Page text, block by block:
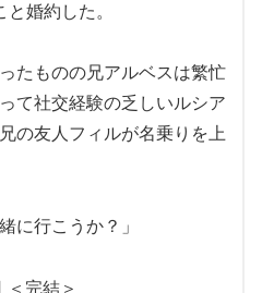
婚約した。
たものの兄アルベスは繁忙
て社交経験の乏しいルシア
の友人フィルが名乗りを上
に行こうか？」
＜完結＞